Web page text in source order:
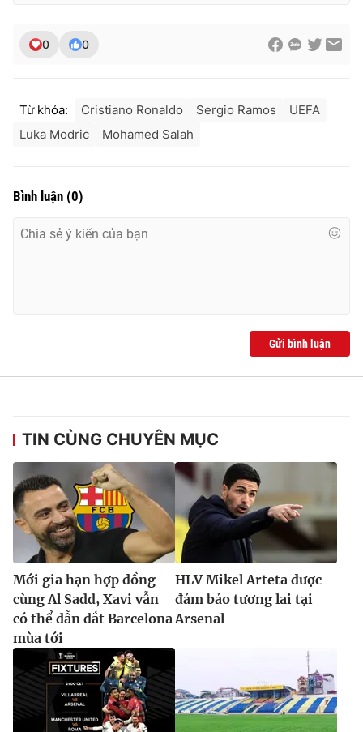
0 0
Từ khóa: Cristiano Ronaldo Sergio Ramos
UEFA
Luka Modric
Mohamed Salah
Bình luận (0)
Gửi bình luận
TIN CÙNG CHUYÊN MỤC
Mới gia hạn hợp đồng
cùng Al Sadd, Xavi vẫn
có thể dẫn dắt Barcelona
mùa tới
HLV Mikel Arteta được
đảm bảo tương lai tại
Arsenal